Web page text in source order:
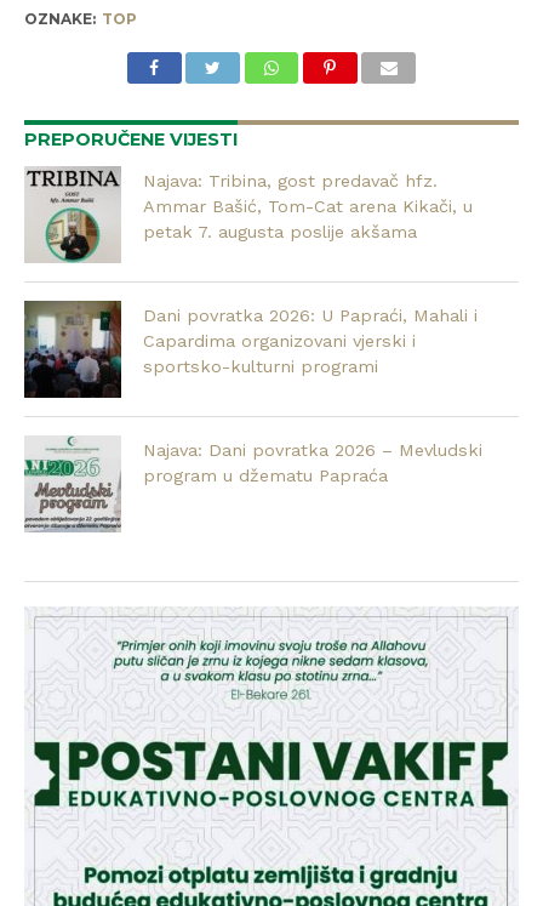
OZNAKE: TOP
PREPORUČENE VIJESTI
Najava: Tribina, gost predavač hfz.
Ammar Bašić, Tom-Cat arena Kikači, u
petak 7. augusta poslije akšama
Dani povratka 2026: U Papraći, Mahali i
Capardima organizovani vjerski i
sportsko-kulturni programi
Najava: Dani povratka 2026 – Mevludski
program u džematu Papraća